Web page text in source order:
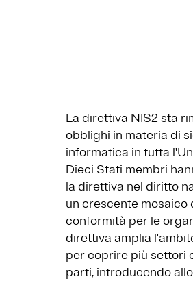
La direttiva NIS2 sta
obblighi in materia di
informatica in tutta
Dieci Stati membri
la direttiva nel diritto
un crescente mosaico
conformità per le
direttiva amplia
per coprire più settori
parti, introducendo